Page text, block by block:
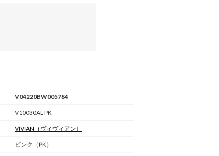
V04220BW005784
V10030AL PK
VIVIAN （ヴィヴィアン）
ピンク（PK）